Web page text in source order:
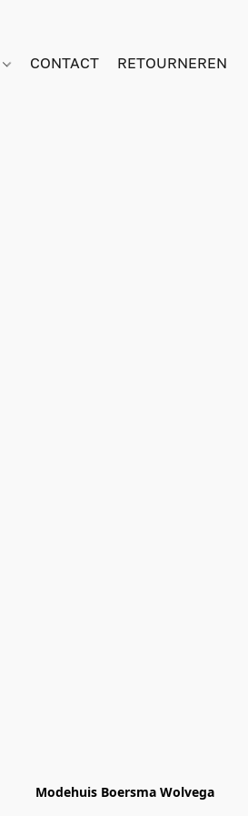
CONTACT RETOURNEREN
Modehuis Boersma Wolvega